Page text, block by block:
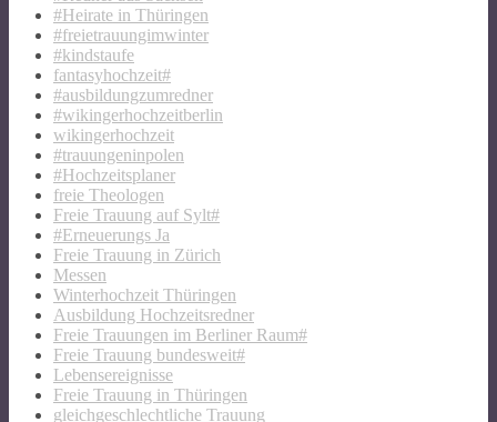
#Heirate in Thüringen
#freietrauungimwinter
#kindstaufe
fantasyhochzeit#
#ausbildungzumredner
#wikingerhochzeitberlin
wikingerhochzeit
#trauungeninpolen
#Hochzeitsplaner
freie Theologen
Freie Trauung auf Sylt#
#Erneuerungs Ja
Freie Trauung in Zürich
Messen
Winterhochzeit Thüringen
Ausbildung Hochzeitsredner
Freie Trauungen im Berliner Raum#
Freie Trauung bundesweit#
Lebensereignisse
Freie Trauung in Thüringen
gleichgeschlechtliche Trauung